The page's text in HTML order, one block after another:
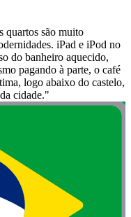
quartos são muito
iPad e iPod no
do banheiro aquecido,
pagando à parte, o café
logo abaixo do castelo,
cidade."